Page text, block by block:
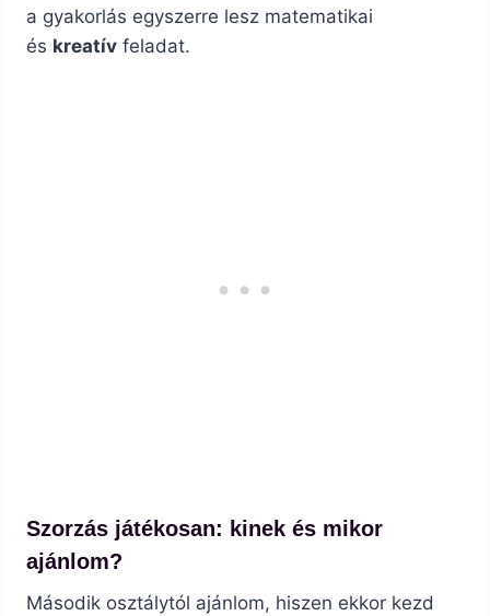
a gyakorlás egyszerre lesz matematikai
és kreatív feladat.
Szorzás játékosan: kinek és mikor
ajánlom?
Második osztálytól ajánlom, hiszen ekkor kezd